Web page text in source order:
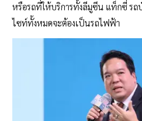
หรือรถที่ให้บริการทั้งลีมูซีน แท็กซี่ รถ
ไซท์ทั้งหมดจะต้องเป็นรถไฟฟ้า